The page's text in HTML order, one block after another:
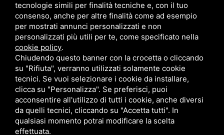
Area riservata
CBA dei Lubrificanti Spa - P. IVA 00624811204 - Codice fiscale 03472740376
R.E.A. n° 293659 - REG. IMPRESE BO Capitale Sociale €. 120.000 int. versati -
Sitemap Questo sito è protetto da Google reCAPTCHA v3,
tecnologie simili per finalità tecniche e, con il tuo
consenso, anche per altre finalità come ad esempio
per mostrati annunci personalizzati e non
personalizzati più utili per te, come specificato nella
cookie policy.
Chiudendo questo banner con la crocetta o cliccando
su "Rifiuta", verranno utilizzati solamente cookie
tecnici. Se vuoi selezionare i cookie da installare,
clicca su "Personalizza". Se preferisci, puoi
acconsentire all'utilizzo di tutti i cookie, anche diversi
da quelli tecnici, cliccando su "Accetta tutti". In
qualsiasi momento potrai modificare la scelta
effettuata.